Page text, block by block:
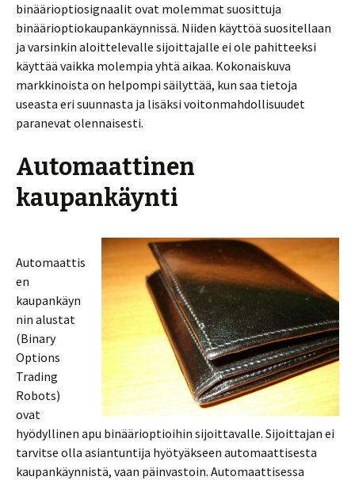
binäärioptiosignaalit ovat molemmat suosittuja
binäärioptiokaupankäynnissä. Niiden käyttöä suositellaan
ja varsinkin aloittelevalle sijoittajalle ei ole pahitteeksi
käyttää vaikka molempia yhtä aikaa. Kokonaiskuva
markkinoista on helpompi säilyttää, kun saa tietoja
useasta eri suunnasta ja lisäksi voitonmahdollisuudet
paranevat olennaisesti.
Automaattinen
kaupankäynti
Automaattis
en
kaupankäyn
nin alustat
(Binary
Options
Trading
Robots)
ovat
hyödyllinen apu binäärioptioihin sijoittavalle. Sijoittajan ei
tarvitse olla asiantuntija hyötyäkseen automaattisesta
kaupankäynnistä, vaan päinvastoin. Automaattisessa